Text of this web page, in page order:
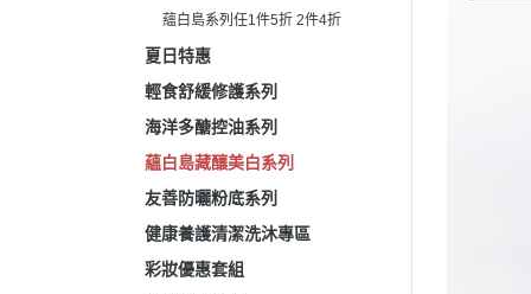
蘊白島系列任1件5折 2件4折
夏日特惠
輕食舒緩修護系列
海洋多醣控油系列
蘊白島藏釀美白系列
友善防曬粉底系列
健康養護清潔洗沐專區
彩妝優惠套組